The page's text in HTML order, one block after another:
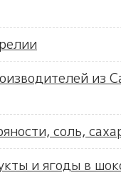
из
соль,
и ягоды в